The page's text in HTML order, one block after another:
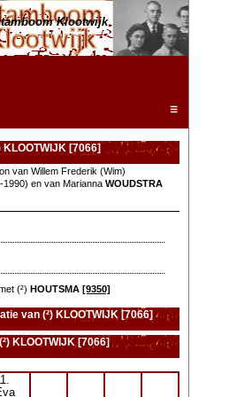
Klootwijk
☰
KLOOTWIJK [7066]
van Willem Frederik (Wim)
1990) en van Marianna WOUDSTRA
(²)HOUTSMA [9350]
van (²) KLOOTWIJK [7066]
KLOOTWIJK [7066]